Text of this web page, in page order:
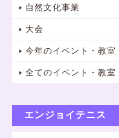
自然文化事業
大会
今年のイベント・教室
全てのイベント・教室
エンジョイテニス